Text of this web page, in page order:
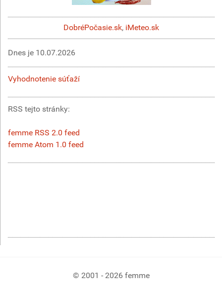
DobréPočasie.sk, iMeteo.sk
Dnes je 10.07.2026
Vyhodnotenie súťaží
RSS tejto stránky:
femme RSS 2.0 feed
femme Atom 1.0 feed
© 2001 - 2026 femme